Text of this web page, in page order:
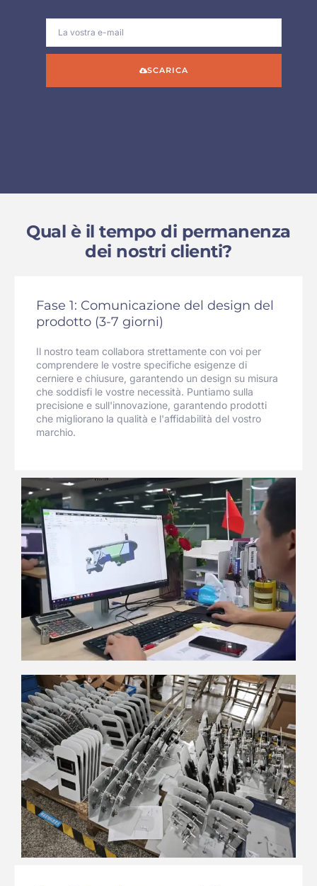
SCARICA
Qual è il tempo di permanenza
dei nostri clienti?
Fase 1: Comunicazione del design del
prodotto (3-7 giorni)
Il nostro team collabora strettamente con voi per
comprendere le vostre specifiche esigenze di
cerniere e chiusure, garantendo un design su misura
che soddisfi le vostre necessità. Puntiamo sulla
precisione e sull'innovazione, garantendo prodotti
che migliorano la qualità e l'affidabilità del vostro
marchio.